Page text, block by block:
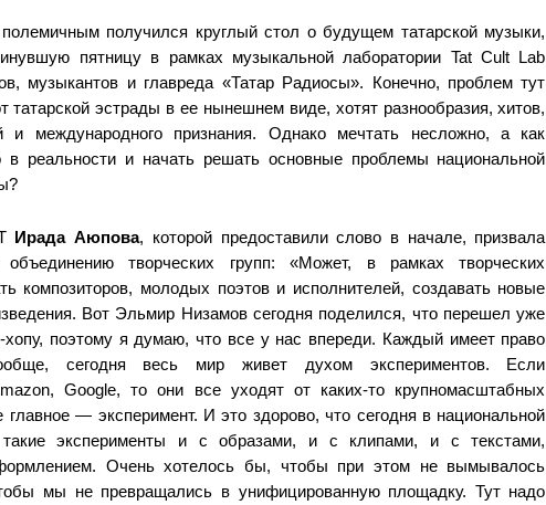
получился круглый стол о будущем татарской музыки,
пятницу в рамках музыкальной лаборатории Tat Cult Lab
музыкантов и главреда «Татар Радиосы». Конечно, проблем тут
татарской эстрады в ее нынешнем виде, хотят разнообразия, хитов,
и международного признания. Однако мечтать несложно, а как
в реальности и начать решать основные проблемы национальной
Ирада Аюпова, которой предоставили слово в начале, призвала
творческих групп: «Может, в рамках творческих
композиторов, молодых поэтов и исполнителей, создавать новые
Вот Эльмир Низамов сегодня поделился, что перешел уже
поэтому я думаю, что все у нас впереди. Каждый имеет право
сегодня весь мир живет духом экспериментов. Если
Google, то они все уходят от каких-то крупномасштабных
главное — эксперимент. И это здорово, что сегодня в национальной
эксперименты и с образами, и с клипами, и с текстами,
Очень хотелось бы, чтобы при этом не вымывалось
мы не превращались в унифицированную площадку. Тут надо